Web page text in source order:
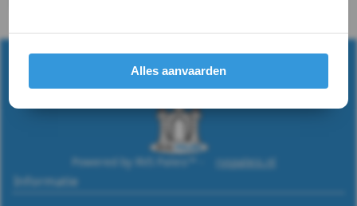
9345
-
m4
Powered by RVS Paleis™ - rvspaleis.nl
Informatie
Alles aanvaarden